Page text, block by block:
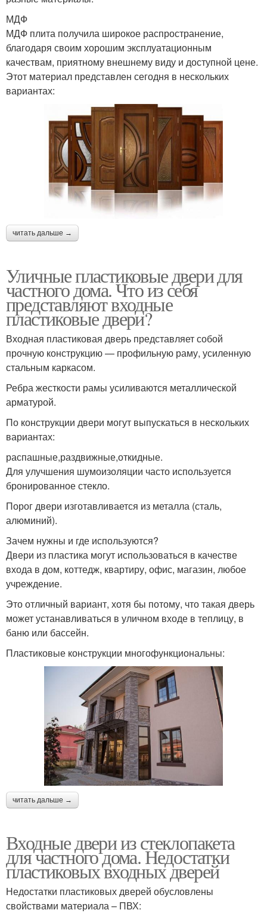
МДФ
МДФ плита получила широкое распространение,
благодаря своим хорошим эксплуатационным
качествам, приятному внешнему виду и доступной цене.
Этот материал представлен сегодня в нескольких
вариантах:
читать дальше →
Уличные пластиковые двери для
частного дома. Что из себя
представляют входные
пластиковые двери?
Входная пластиковая дверь представляет собой
прочную конструкцию — профильную раму, усиленную
стальным каркасом.
Ребра жесткости рамы усиливаются металлической
арматурой.
По конструкции двери могут выпускаться в нескольких
вариантах:
распашные,раздвижные,откидные.
Для улучшения шумоизоляции часто используется
бронированное стекло.
Порог двери изготавливается из металла (сталь,
алюминий).
Зачем нужны и где используются?
Двери из пластика могут использоваться в качестве
входа в дом, коттедж, квартиру, офис, магазин, любое
учреждение.
Это отличный вариант, хотя бы потому, что такая дверь
может устанавливаться в уличном входе в теплицу, в
баню или бассейн.
Пластиковые конструкции многофункциональны:
читать дальше →
Входные двери из стеклопакета
для частного дома. Недостатки
пластиковых входных дверей
Недостатки пластиковых дверей обусловлены
свойствами материала – ПВХ: